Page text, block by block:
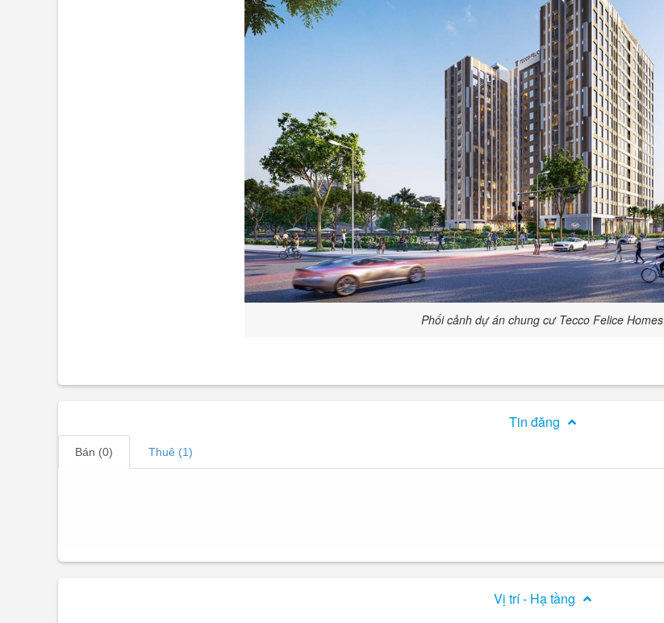
Phối cảnh dự án chung cư Tecco Felice Homes
Tin đăng
Bán (0) Thuê (1)
Vị trí - Hạ tầng